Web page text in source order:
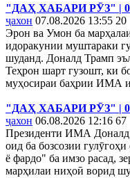
"ДАҲ ХАБАРИ РӮЗ" | 07
ҷахон 07.08.2026 13:55 20
Эрон ва Умон ба
идоракунии муштараки
шуданд. Доналд Трамп
Теҳрон шарт гузошт, ки
муҳосираи баҳрии ИМА
"ДАҲ ХАБАРИ РӮЗ" | 06
ҷахон 06.08.2026 12:16 67
Президенти ИМА Доналд
оид ба бозсозии
ё фардо" ба имзо расад,
марҳилаи ниҳоӣ ворид